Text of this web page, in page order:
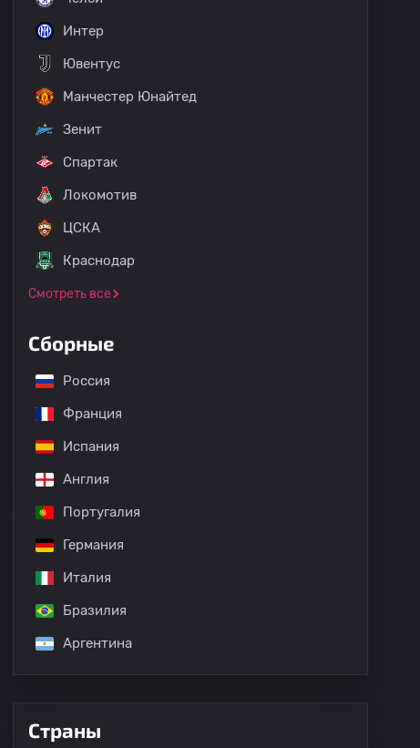
Интер
Ювентус
Манчестер Юнайтед
Зенит
Спартак
Локомотив
ЦСКА
Краснодар
Смотреть все
Сборные
Россия
Франция
Испания
Англия
Португалия
Германия
Италия
Бразилия
Аргентина
Страны